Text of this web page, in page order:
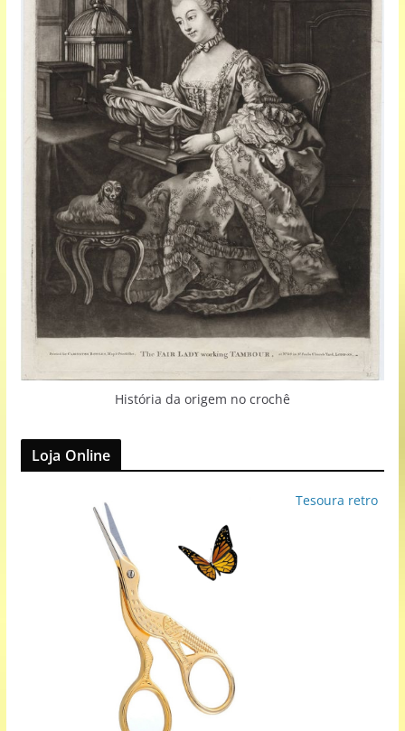
História da origem no crochê
Loja Online
Tesoura retro